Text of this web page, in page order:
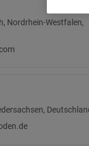
Nordrhein-Westfalen,